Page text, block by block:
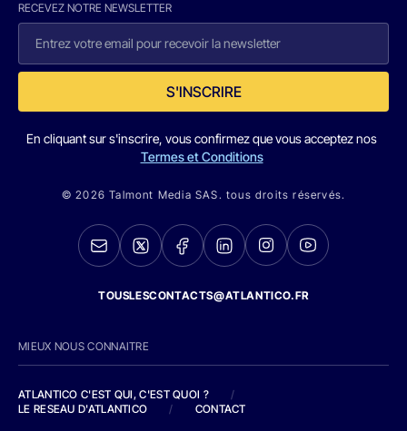
RECEVEZ NOTRE NEWSLETTER
S'INSCRIRE
En cliquant sur s'inscrire, vous confirmez que vous acceptez nos
Termes et Conditions
© 2026 Talmont Media SAS. tous droits réservés.
TOUSLESCONTACTS@ATLANTICO.FR
MIEUX NOUS CONNAITRE
ATLANTICO C'EST QUI, C'EST QUOI ?
/
LE RESEAU D'ATLANTICO
/ CONTACT